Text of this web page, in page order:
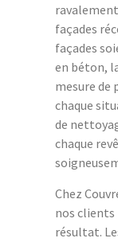
ravalement
façades
façades
en béton,
mesure de
chaque
de
chaque
Chez
nos clients
résultat.